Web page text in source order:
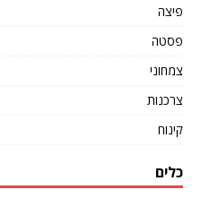
פיצה
פסטה
צמחוני
צרכנות
קינוח
כלים